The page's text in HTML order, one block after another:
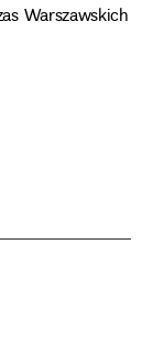
Warszawskich